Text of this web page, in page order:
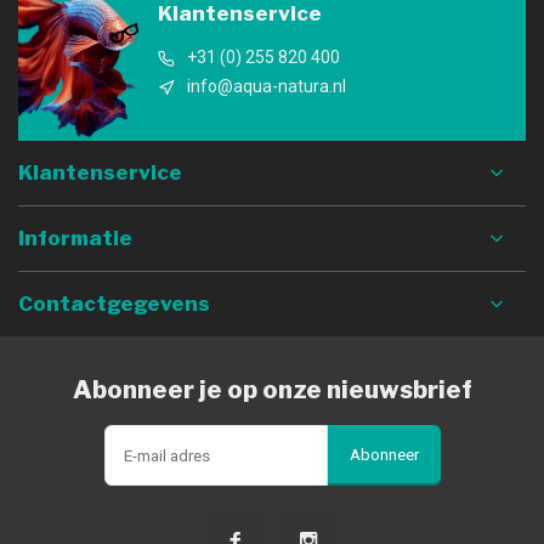
Klantenservice
+31 (0) 255 820 400
info@aqua-natura.nl
Klantenservice
Informatie
Contactgegevens
Abonneer je op onze nieuwsbrief
Abonneer